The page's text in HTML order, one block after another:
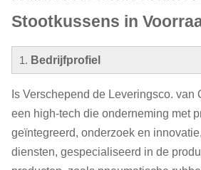
Stootkussens in
1. Bedrijfprofiel
Is Verschepend de Leveringsco. van
een high-tech die onderneming met
geïntegreerd, onderzoek en
diensten, gespecialiseerd in de